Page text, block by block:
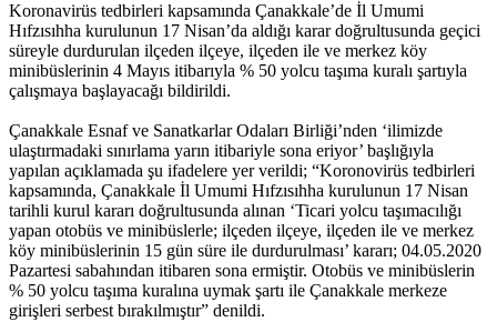
Koronavirüs tedbirleri kapsamında Çanakkale’de İl Umumi
Hıfzısıhha kurulunun 17 Nisan’da aldığı karar doğrultusunda geçici
süreyle durdurulan ilçeden ilçeye, ilçeden ile ve merkez köy
minibüslerinin 4 Mayıs itibarıyla % 50 yolcu taşıma kuralı şartıyla
çalışmaya başlayacağı bildirildi.
Çanakkale Esnaf ve Sanatkarlar Odaları Birliği’nden ‘ilimizde
ulaştırmadaki sınırlama yarın itibariyle sona eriyor’ başlığıyla
yapılan açıklamada şu ifadelere yer verildi; “Koronovirüs tedbirleri
kapsamında, Çanakkale İl Umumi Hıfzısıhha kurulunun 17 Nisan
tarihli kurul kararı doğrultusunda alınan ‘Ticari yolcu taşımacılığı
yapan otobüs ve minibüslerle; ilçeden ilçeye, ilçeden ile ve merkez
köy minibüslerinin 15 gün süre ile durdurulması’ kararı; 04.05.2020
Pazartesi sabahından itibaren sona ermiştir. Otobüs ve minibüslerin
% 50 yolcu taşıma kuralına uymak şartı ile Çanakkale merkeze
girişleri serbest bırakılmıştır” denildi.